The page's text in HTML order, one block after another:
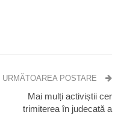
URMĂTOAREA POSTARE
Mai mulți activiștii cer
trimiterea în judecată a